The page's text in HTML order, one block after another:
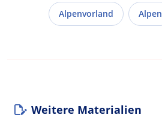
Alpenvorland Alpen
Weitere Materialien